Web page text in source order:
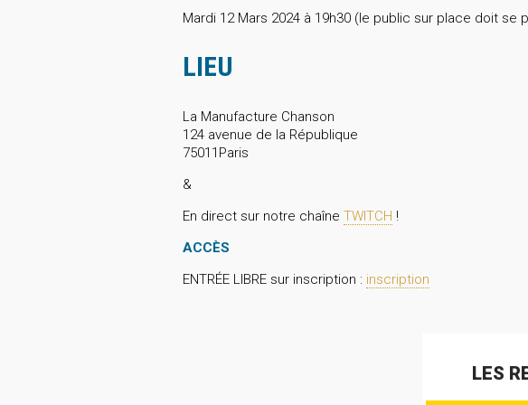
Mardi 12 Mars 2024 à 19h30 (le public sur place doit se
LIEU
La Manufacture Chanson
124 avenue de la République
75011Paris
&
En direct sur notre chaîne TWITCH !
ACCÈS
ENTRÉE LIBRE sur inscription : inscription
LES